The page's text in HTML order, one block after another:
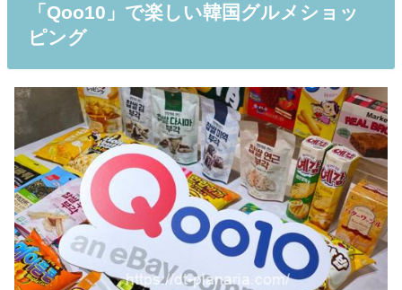
「Qoo10」で楽しい韓国グルメショッ
ピング